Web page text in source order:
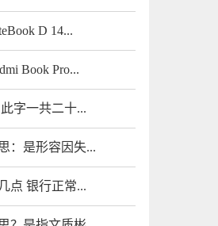
D 14...
Book Pro...
字一共二十...
：是形容因失...
点 银行正常...